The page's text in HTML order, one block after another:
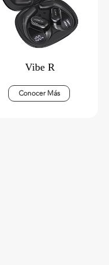
Vibe R
Conocer Más